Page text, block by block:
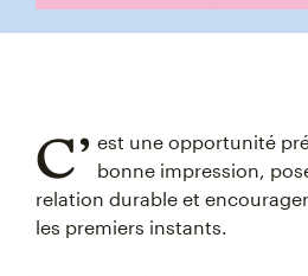
C’ est une opportunité
bonne impression,
relation durable et
les premiers instants.